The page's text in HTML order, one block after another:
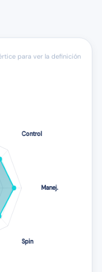
para ver la definición